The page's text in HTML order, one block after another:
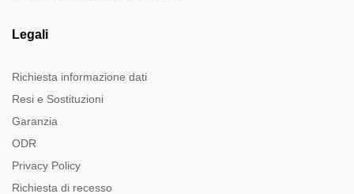
Legali
Richiesta informazione dati
Resi e Sostituzioni
Garanzia
ODR
Privacy Policy
Richiesta di recesso